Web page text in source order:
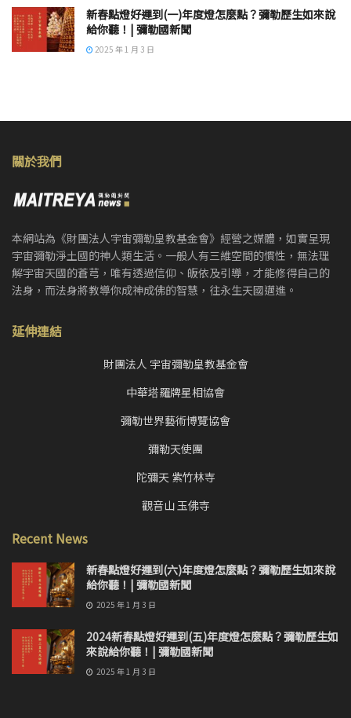
新春點燈好運到(一)年度燈怎麼點？彌勒歷生如來說
給你聽！| 彌勒國新聞
2025 年 1 月 3 日
關於我們
本網站為《財團法人宇宙彌勒皇教基金會》經營之媒體，如實呈現
宇宙彌勒淨土國的神人類生活。一般人有三維空間的慣性，無法理
解宇宙天國的蒼芎，唯有透過信仰、皈依及引導，才能修得自己的
法身，而法身將教導你成神成佛的智慧，往永生天國邁進。
延伸連結
財團法人 宇宙彌勒皇教基金會
中華塔羅牌星相協會
彌勒世界藝術博覽協會
彌勒天使團
陀彌天 紫竹林寺
觀音山 玉佛寺
Recent News
新春點燈好運到(六)年度燈怎麼點？彌勒歷生如來說
給你聽！| 彌勒國新聞
2025 年 1 月 3 日
2024新春點燈好運到(五)年度燈怎麼點？彌勒歷生如
來說給你聽！| 彌勒國新聞
2025 年 1 月 3 日